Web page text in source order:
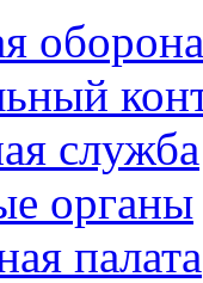
служба
органы
палата